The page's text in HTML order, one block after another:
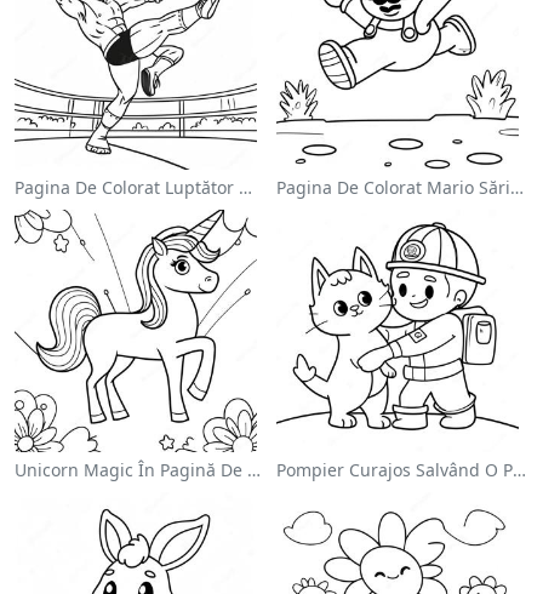
Pagina De Colorat Luptător Wwe Sărind Pe Inamic Pagina De Colorat Mario Sărind Peste Goombas
Unicorn Magic În Pagină De Colorat Cu Curcubeu Pompier Curajos Salvând O Pisică - Pagina De Colorat